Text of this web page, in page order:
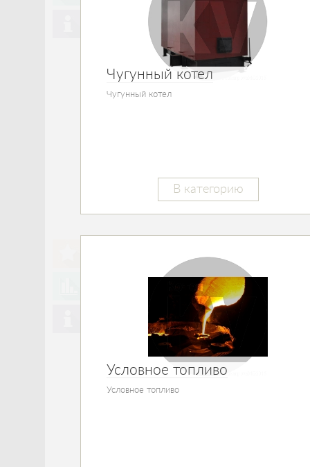
Чугунный котел
Чугунный котел
В категорию
Условное топливо
Условное топливо